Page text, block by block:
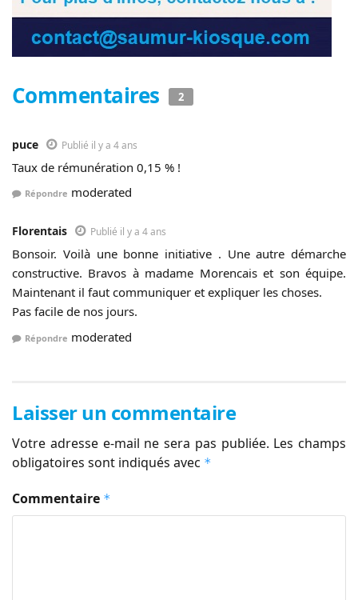
Commentaires 2
puce Publié il y a 4 ans
Taux de rémunération 0,15 % !
Répondre moderated
Florentais Publié il y a 4 ans
Bonsoir. Voilà une bonne initiative . Une autre démarche
constructive. Bravos à madame Morencais et son équipe.
Maintenant il faut communiquer et expliquer les choses.
Pas facile de nos jours.
Répondre moderated
Laisser un commentaire
Votre adresse e-mail ne sera pas publiée. Les champs
obligatoires sont indiqués avec *
Commentaire *